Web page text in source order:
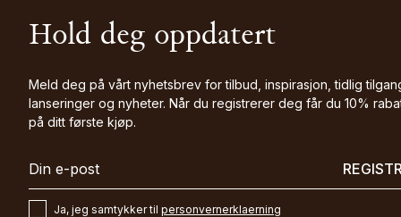
Hold deg oppdatert
Meld deg på vårt nyhetsbrev for tilbud, inspirasjon, tidlig
lanseringer og nyheter. Når du registrerer deg får du 10%
på ditt første kjøp.
Ja, jeg samtykker til personvernerklaerning